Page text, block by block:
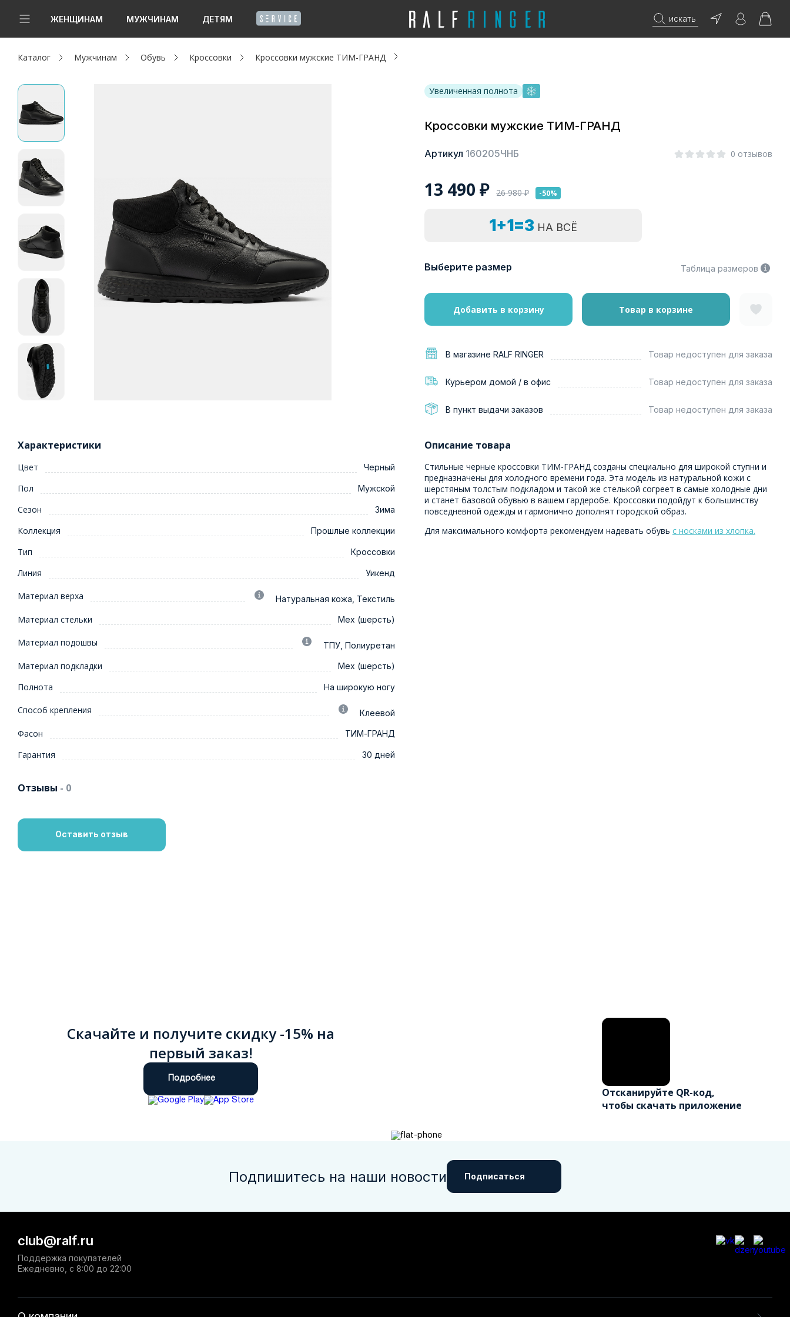
ЖЕНЩИНАМ МУЖЧИНАМ ДЕТЯМ искать
Новинки
Женщинам
Мужчинам
Капсула
Акции / Новости
Адреса магазинов
Каталог Мужчинам Обувь Кроссовки Кроссовки мужские ТИМ-ГРАНД
Увеличенная полнота
Кроссовки мужские ТИМ-ГРАНД
Артикул 160205ЧНБ 0 отзывов
13 490 ₽ 26 980₽ -50%
1+1=3 НА ВСЁ
Выберите размер Таблица размеров
Добавить в корзину Товар в корзине
В магазине RALF RINGER Товар недоступен для заказа
Курьером домой / в офис Товар недоступен для заказа
В пункт выдачи заказов Товар недоступен для заказа
Характеристики
Цвет Черный
Пол Мужской
Сезон Зима
Коллекция Прошлые коллекции
Тип Кроссовки
Линия Уикенд
Материал верха Натуральная кожа, Текстиль
Материал стельки Мех (шерсть)
Материал подошвы ТПУ, Полиуретан
Материал подкладки Мех (шерсть)
Полнота На широкую ногу
Способ крепления Клеевой
Фасон ТИМ-ГРАНД
Гарантия 30 дней
Описание товара
Стильные черные кроссовки ТИМ-ГРАНД созданы специально для широкой ступни и
предназначены для холодного времени года. Эта модель из натуральной кожи с
шерстяным толстым подкладом и такой же стелькой согреет в самые холодные дни
и станет базовой обувью в вашем гардеробе. Кроссовки подойдут к большинству
повседневной одежды и гармонично дополнят городской образ.
Для максимального комфорта рекомендуем надевать обувь с носками из хлопка.
Отзывы - 0
Оставить отзыв
Скачайте и получите скидку -15% на
первый заказ!
Подробнее
Отсканируйте QR-код,
чтобы скачать приложение
Подпишитесь на наши новости Подписаться
club@ralf.ru
Поддержка покупателей
Ежедневно, с 8:00 до 22:00